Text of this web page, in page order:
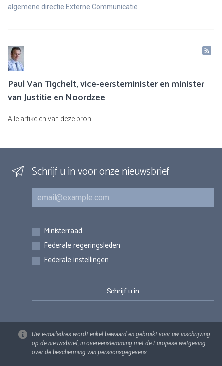
algemene directie Externe Communicatie
Paul Van Tigchelt, vice-eersteminister en minister
van Justitie en Noordzee
Alle artikelen van deze bron
Schrijf u in voor onze nieuwsbrief
E-mail
Inschrijvingen
Ministerraad
Federale regeringsleden
Federale instellingen
Uw e-mailadres wordt enkel bewaard en gebruikt voor uw inschrijving
op de nieuwsbrief, in overeenstemming met de Europese wetgeving
over de bescherming van persoonsgegevens.